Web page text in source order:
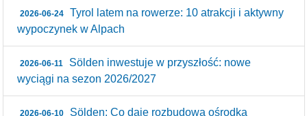
2026-06-24
Tyrol latem na rowerze: 10 atrakcji i aktywny
wypoczynek w Alpach
2026-06-11
Sölden inwestuje w przyszłość: nowe
wyciągi na sezon 2026/2027
2026-06-10
Sölden: Co daje rozbudowa ośrodka